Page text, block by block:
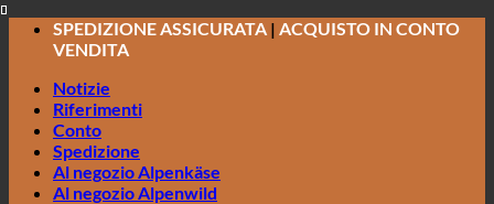
Salta
SPEDIZIONE ASSICURATA | ACQUISTO IN CONTO
VENDITA
Notizie
Riferimenti
Conto
Spedizione
Al negozio Alpenkäse
Al negozio Alpenwild